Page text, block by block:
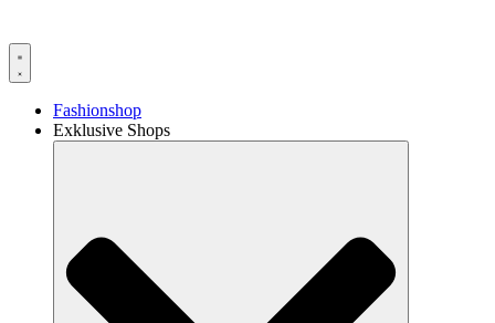
Fashionshop
Exklusive Shops